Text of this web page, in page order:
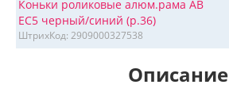
Коньки роликовые алюм.рама AB
EC5 черный/синий (р.36)
ШтрихКод: 2909000327538
Описание